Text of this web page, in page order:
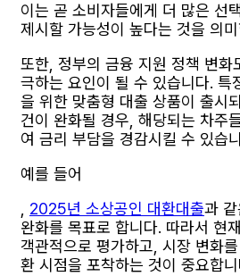
이는 곧 소비자들에게 더 많은 선
제시할 가능성이 높다는 것을 의
또한, 정부의 금융 지원 정책 변화
극하는 요인이 될 수 있습니다. 특
을 위한 맞춤형 대출 상품이 출시
건이 완화될 경우, 해당되는 차주
여 금리 부담을 경감시킬 수 있습
예를 들어
, 2025년 소상공인 대환대출과
완화를 목표로 합니다. 따라서 현
객관적으로 평가하고, 시장 변화
환 시점을 포착하는 것이 중요합